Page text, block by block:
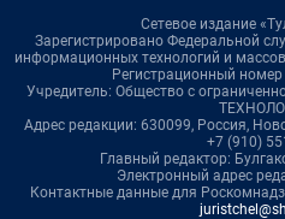
Сетевое издание
Зарегистрировано Федеральной
информационных технологий и
Регистрационный
Учредитель: Общество с
Адрес редакции: 630099, Россия,
+7 (910)
Главный редактор:
Электронный адрес
Контактные данные для